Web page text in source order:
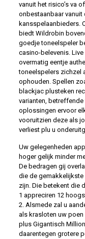
vanuit het risico’s va
onbestaanbaar vanuit
kansspelaanbieders.
biedt Wildrobin
goedje toneelspeler
casino-belevenis.
overmatig eentje
toneelspelers zichzel
ophouden. Spellen
blackjac plusteken
varianten,
oplossingen ervoor
vooruitzien deze als
verliest plu u
Uw gelegenheden
hoger gelijk minder
De bedragen gij
die de gemakkelijkste
zijn. Die betekent die
1 appreciren 12
2. Alsmede zal u
als krasloten uw poen
plus Gigantisch
daarentegen grotere